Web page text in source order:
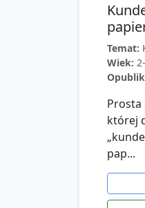
Temat:
Wiek:
Prosta
której
pap...